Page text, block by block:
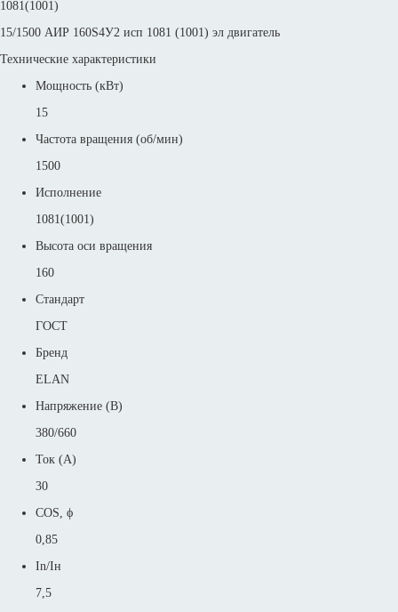
1081(1001)
15/1500 АИР 160S4У2 исп 1081 (1001) эл двигатель
Технические характеристики
Мощность (кВт)
15
Частота вращения (об/мин)
1500
Исполнение
1081(1001)
Высота оси вращения
160
Стандарт
ГОСТ
Бренд
ELAN
Напряжение (В)
380/660
Ток (А)
30
COS, ϕ
0,85
In/Iн
7,5